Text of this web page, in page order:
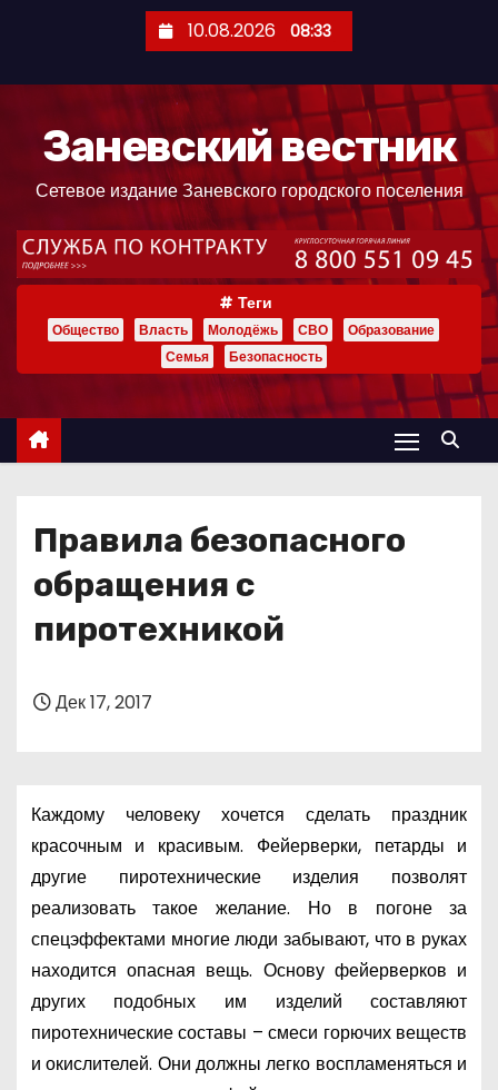
ж
10.08.2026 08:33
Заневский вестник
Сетевое издание Заневского городского поселения
Теги
Общество Власть Молодёжь СВО
Образование
Семья
Безопасность
Правила безопасного
обращения с
пиротехникой
Дек 17, 2017
Каждому человеку хочется сделать праздник
красочным и красивым. Фейерверки, петарды и
другие пиротехнические изделия позволят
реализовать такое желание. Но в погоне за
спецэффектами многие люди забывают, что в руках
находится опасная вещь. Основу фейерверков и
других подобных им изделий составляют
пиротехнические составы – смеси горючих веществ
и окислителей. Они должны легко воспламеняться и